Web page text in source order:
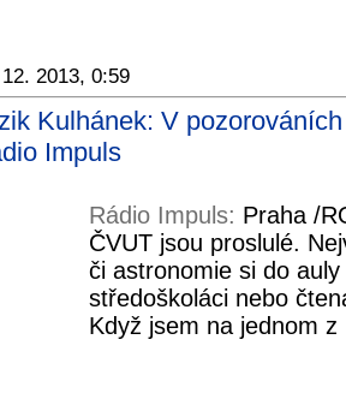
2013, 0:59
Kulhánek: V
Impuls
Rádio Impuls: Praha /
ČVUT jsou proslulé.
či astronomie si do
středoškoláci nebo
Když jsem na jednom